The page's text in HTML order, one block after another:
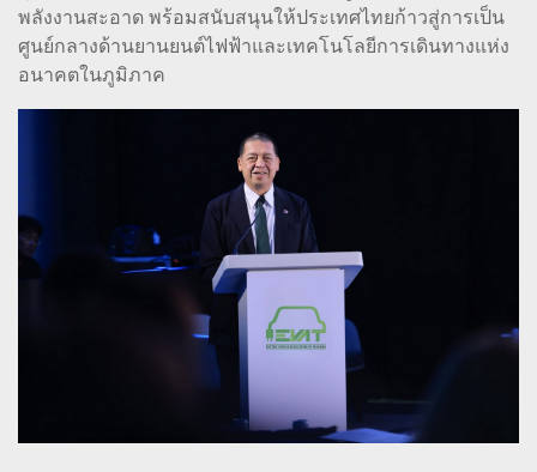
พลังงานสะอาด พร้อมสนับสนุนให้ประเทศไทยก้าวสู่การเป็น
ศูนย์กลางด้านยานยนต์ไฟฟ้าและเทคโนโลยีการเดินทางแห่ง
อนาคตในภูมิภาค